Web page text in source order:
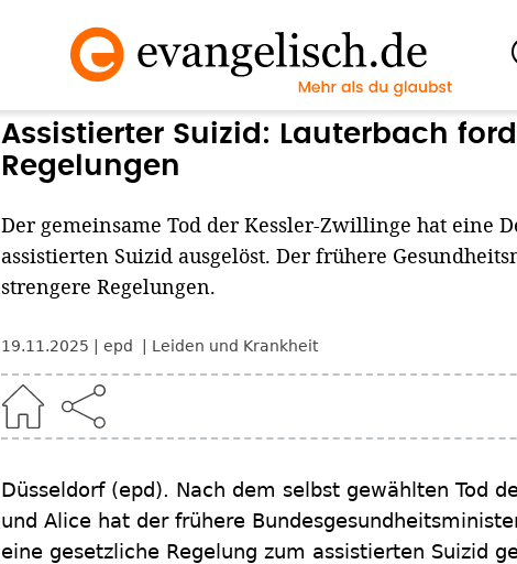
Assistierter Suizid: Lauterbach
Regelungen
Der gemeinsame Tod der Kessler-Zwillinge hat eine
assistierten Suizid ausgelöst. Der frühere
strengere Regelungen.
19.11.2025 epd Leiden und Krankheit
Düsseldorf (epd). Nach dem selbst gewählten Tod
und Alice hat der frühere
eine gesetzliche Regelung zum assistierten Suizid